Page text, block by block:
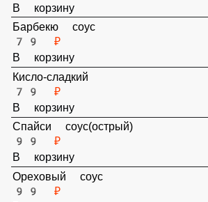
Сырный соус
99 ₽
Барбекю соус
79 ₽
В корзину
Кисло-сладкий
79 ₽
В корзину